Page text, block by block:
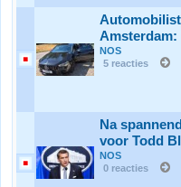
NOS
5 reacties
Na
voor Todd
NOS
0 reacties